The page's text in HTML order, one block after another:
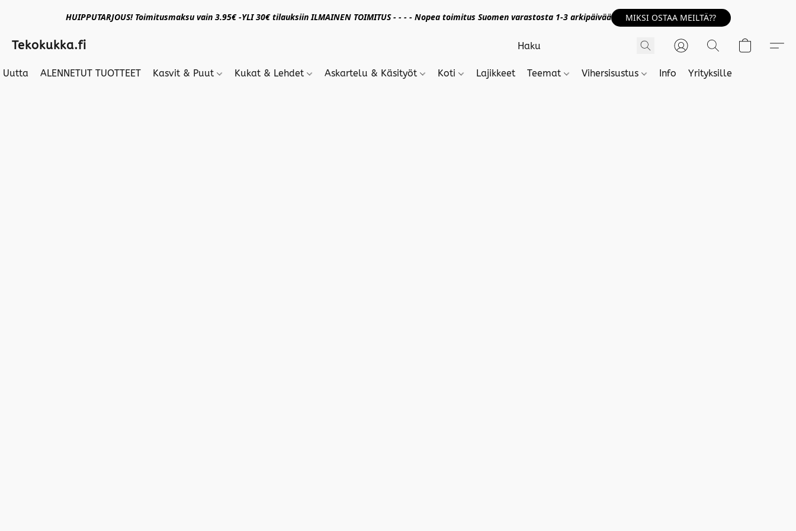
HUIPPUTARJOUS! Toimitusmaksu vain 3.95€ -YLI 30€ tilauksiin ILMAINEN TOIMITUS - - - - Nopea toimitus Suomen varastosta 1-3 arkipäivää MIKSI OSTAA MEILTÄ??
Tekokukka.fi
Uutta ALENNETUT TUOTTEET Kasvit & Puut Kukat & Lehdet Askartelu & Käsityöt Koti Lajikkeet Teemat Vihersisustus Info Yrityksille